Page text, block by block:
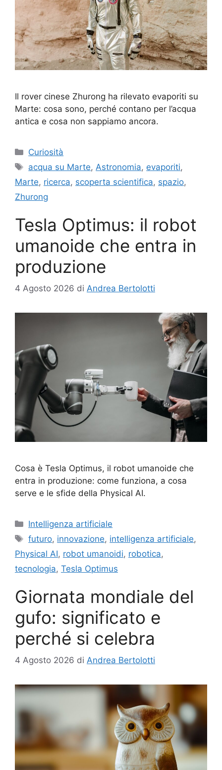
Il rover cinese Zhurong ha rilevato evaporiti su
Marte: cosa sono, perché contano per l’acqua
antica e cosa non sappiamo ancora.
Categorie
Curiosità
Tag
acqua su Marte, Astronomia, evaporiti,
Marte, ricerca, scoperta scientifica, spazio,
Zhurong
Tesla Optimus: il robot
umanoide che entra in
produzione
4 Agosto 2026 di Andrea Bertolotti
Cosa è Tesla Optimus, il robot umanoide che
entra in produzione: come funziona, a cosa
serve e le sfide della Physical AI.
Categorie
Intelligenza artificiale
Tag
futuro, innovazione, intelligenza artificiale,
Physical AI, robot umanoidi, robotica,
tecnologia, Tesla Optimus
Giornata mondiale del
gufo: significato e
perché si celebra
4 Agosto 2026 di Andrea Bertolotti